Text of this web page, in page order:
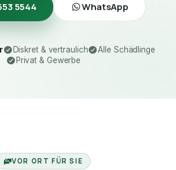
5544 WhatsApp
Diskret & vertraulich
Alle Schädlinge
Privat & Gewerbe
VOR ORT FÜR SIE